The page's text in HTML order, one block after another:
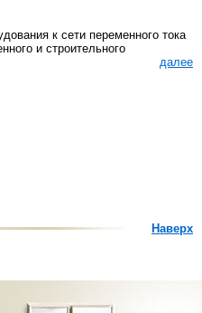
к сети переменного тока
и строительного
далее
Наверх